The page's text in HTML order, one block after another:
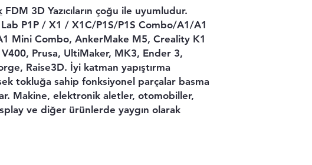
FDM 3D Yazıcıların çoğu ile uyumludur.
P1P / X1 / X1C/P1S/P1S Combo/A1/A1
Mini Combo, AnkerMake M5, Creality K1
Prusa, UltiMaker, MK3, Ender 3,
Raise3D. İyi katman yapıştırma
tokluğa sahip fonksiyonel parçalar basma
Makine, elektronik aletler, otomobiller,
ve diğer ürünlerde yaygın olarak